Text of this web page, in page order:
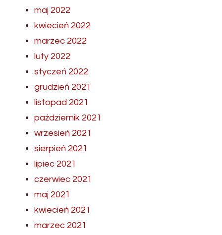
maj 2022
kwiecień 2022
marzec 2022
luty 2022
styczeń 2022
grudzień 2021
listopad 2021
październik 2021
wrzesień 2021
sierpień 2021
lipiec 2021
czerwiec 2021
maj 2021
kwiecień 2021
marzec 2021